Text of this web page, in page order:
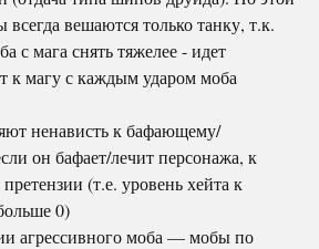
вешаются только танку, т.к.
с мага снять тяжелее - идет
к магу с каждым ударом моба
ненависть к бафающему/
он бафает/лечит персонажа, к
(т.е. уровень хейта к
0)
агрессивного моба — мобы по